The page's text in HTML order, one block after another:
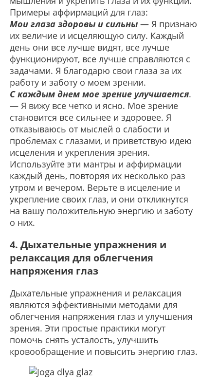
Примеры аффирмаций для глаз:
Мои глаза здоровы и сильны — Я признаю
их величие и исцеляющую силу. Каждый
день они все лучше видят, все лучше
функционируют, все лучше справляются с
задачами. Я благодарю свои глаза за их
работу и заботу о моем зрении.
С каждым днем мое зрение улучшается.
— Я вижу все четко и ясно. Мое зрение
становится все сильнее и здоровее. Я
отказываюсь от мыслей о слабости и
проблемах с глазами, и приветствую идею
исцеления и укрепления зрения.
Используйте эти мантры и аффирмации
каждый день, повторяя их несколько раз
утром и вечером. Верьте в исцеление и
укрепление своих глаз, и они откликнутся
на вашу положительную энергию и заботу
о них.
4. Дыхательные упражнения и
релаксация для облегчения
напряжения глаз
Дыхательные упражнения и релаксация
являются эффективными методами для
облегчения напряжения глаз и улучшения
зрения. Эти простые практики могут
помочь снять усталость, улучшить
кровообращение и повысить энергию глаз.